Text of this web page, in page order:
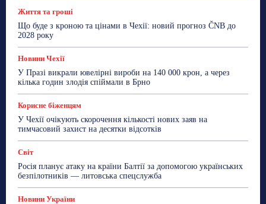
Новини Чехії
Робота
Сад та город
Спорт
ТехноМанія
Топ-новини Фоторепортаж
Життя та гроші
Що буде з кроною та цінами в Чехії: новий прогноз ČNB до
2028 року
Новини Чехії
У Празі викрали ювелірні вироби на 140 000 крон, а через
кілька годин злодія спіймали в Брно
Корисне біженцям
У Чехії очікують скорочення кількості нових заяв на
тимчасовий захист на десятки відсотків
Світ
Росія планує атаку на країни Балтії за допомогою українських
безпілотників — литовська спецслужба
Новини України